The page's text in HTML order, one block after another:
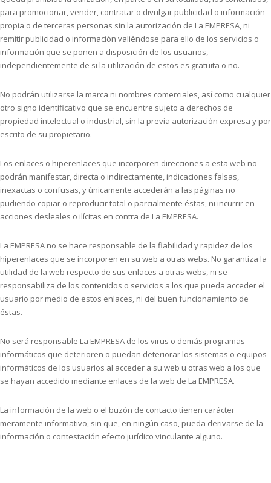
para promocionar, vender, contratar o divulgar publicidad o información
propia o de terceras personas sin la autorización de La EMPRESA, ni
remitir publicidad o información valiéndose para ello de los servicios o
información que se ponen a disposición de los usuarios,
independientemente de si la utilización de estos es gratuita o no.
No podrán utilizarse la marca ni nombres comerciales, así como cualquier
otro signo identificativo que se encuentre sujeto a derechos de
propiedad intelectual o industrial, sin la previa autorización expresa y por
escrito de su propietario.
Los enlaces o hiperenlaces que incorporen direcciones a esta web no
podrán manifestar, directa o indirectamente, indicaciones falsas,
inexactas o confusas, y únicamente accederán a las páginas no
pudiendo copiar o reproducir total o parcialmente éstas, ni incurrir en
acciones desleales o ilícitas en contra de La EMPRESA.
La EMPRESA no se hace responsable de la fiabilidad y rapidez de los
hiperenlaces que se incorporen en su web a otras webs. No garantiza la
utilidad de la web respecto de sus enlaces a otras webs, ni se
responsabiliza de los contenidos o servicios a los que pueda acceder el
usuario por medio de estos enlaces, ni del buen funcionamiento de
éstas.
No será responsable La EMPRESA de los virus o demás programas
informáticos que deterioren o puedan deteriorar los sistemas o equipos
informáticos de los usuarios al acceder a su web u otras web a los que
se hayan accedido mediante enlaces de la web de La EMPRESA.
La información de la web o el buzón de contacto tienen carácter
meramente informativo, sin que, en ningún caso, pueda derivarse de la
información o contestación efecto jurídico vinculante alguno.